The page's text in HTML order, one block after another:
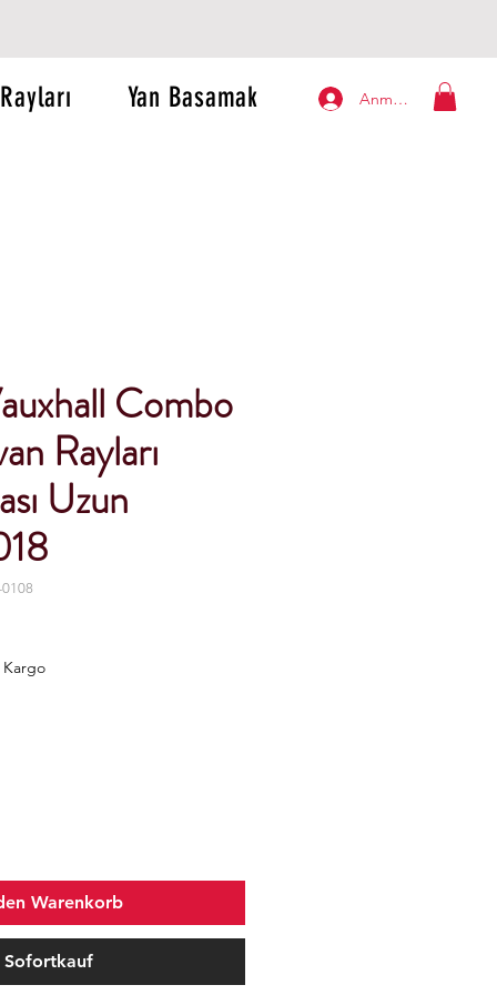
Anmelden
Yan Basamak
Combo
Rayları
Uzun
Kargo
Warenkorb
Sofortkauf